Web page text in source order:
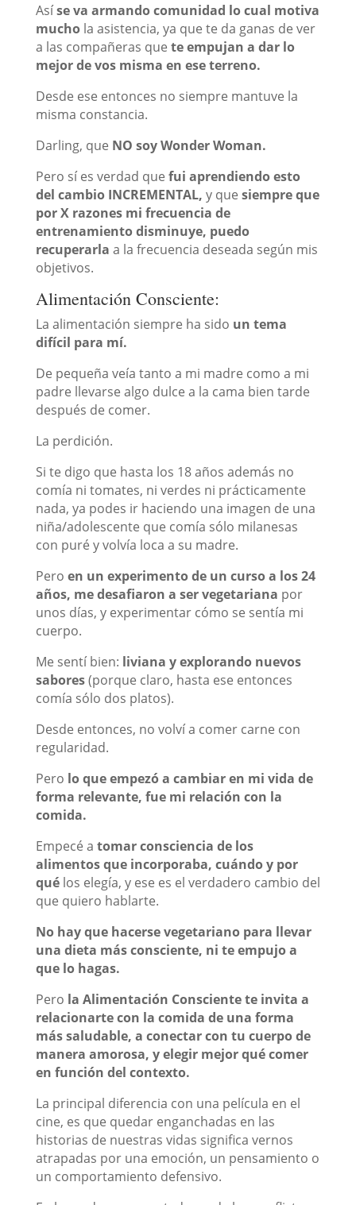
Asíse va armando comunidad lo cual motiva
mucho la asistencia, ya que te da ganas de ver
a las compañeras que te empujan a dar lo
mejor de vos misma en ese terreno.
Desde ese entonces no siempre mantuve la
misma constancia.
Darling, que NO soy Wonder Woman.
Pero sí es verdad que fui aprendiendo esto
del cambio INCREMENTAL, y que siempre que
por X razones mi frecuencia de
entrenamiento disminuye, puedo
recuperarla a la frecuencia deseada según mis
objetivos.
Alimentación Consciente:
La alimentación siempre ha sido un tema
difícil para mí.
De pequeña veía tanto a mi madre como a mi
padre llevarse algo dulce a la cama bien tarde
después de comer.
La perdición.
Si te digo que hasta los 18 años además no
comía ni tomates, ni verdes ni prácticamente
nada, ya podes ir haciendo una imagen de una
niña/adolescente que comía sólo milanesas
con puré y volvía loca a su madre.
Pero en un experimento de un curso a los 24
años, me desafiaron a ser vegetariana por
unos días, y experimentar cómo se sentía mi
cuerpo.
Me sentí bien: liviana y explorando nuevos
sabores(porque claro, hasta ese entonces
comía sólo dos platos).
Desde entonces, no volví a comer carne con
regularidad.
Pero lo que empezó a cambiar en mi vida de
forma relevante, fue mi relación con la
comida.
Empecé a tomar consciencia de los
alimentos que incorporaba, cuándo y por
qué los elegía, y ese es el verdadero cambio del
que quiero hablarte.
No hay que hacerse vegetariano para llevar
una dieta más consciente, ni te empujo a
que lo hagas.
Pero la Alimentación Conscientete invita a
relacionarte con la comida de una forma
más saludable, a conectar con tu cuerpo de
manera amorosa, y elegir mejor qué comer
en función del contexto.
La principal diferencia con una película en el
cine, es que quedar enganchadas en las
historias de nuestras vidas significa vernos
atrapadas por una emoción, un pensamiento o
un comportamiento defensivo.